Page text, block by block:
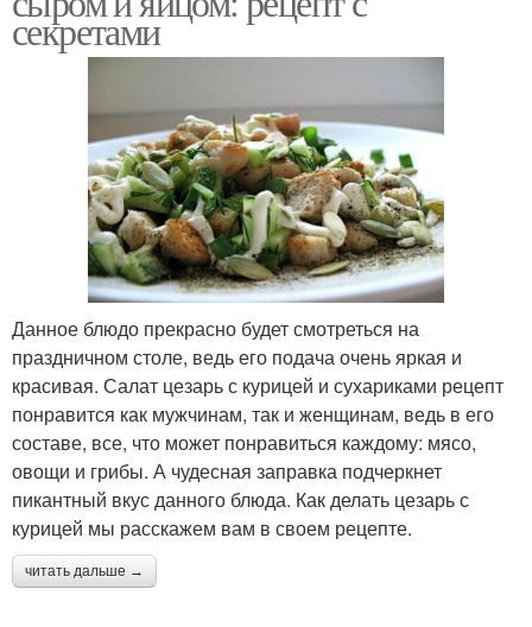
секретами
Данное блюдо прекрасно будет смотреться на
праздничном столе, ведь его подача очень яркая и
красивая. Салат цезарь с курицей и сухариками рецепт
понравится как мужчинам, так и женщинам, ведь в его
составе, все, что может понравиться каждому: мясо,
овощи и грибы. А чудесная заправка подчеркнет
пикантный вкус данного блюда. Как делать цезарь с
курицей мы расскажем вам в своем рецепте.
читать дальше →